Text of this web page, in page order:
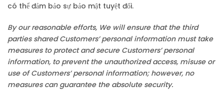
có thể đảm bảo sự bảo mật tuyệt đối.
By our reasonable efforts, We will ensure that the third
parties shared Customers’ personal information must take
measures to protect and secure Customers’ personal
information, to prevent the unauthorized access, misuse or
use of Customers’ personal information; however, no
measures can guarantee the absolute security.